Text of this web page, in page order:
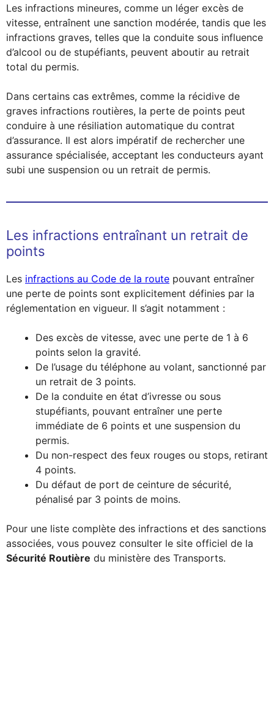
Les infractions mineures, comme un léger excès de
vitesse, entraînent une sanction modérée, tandis que les
infractions graves, telles que la conduite sous influence
d’alcool ou de stupéfiants, peuvent aboutir au retrait
total du permis.
Dans certains cas extrêmes, comme la récidive de
graves infractions routières, la perte de points peut
conduire à une résiliation automatique du contrat
d’assurance. Il est alors impératif de rechercher une
assurance spécialisée, acceptant les conducteurs ayant
subi une suspension ou un retrait de permis.
Les infractions entraînant un retrait de
points
Les infractions au Code de la route pouvant entraîner
une perte de points sont explicitement définies par la
réglementation en vigueur. Il s’agit notamment :
Des excès de vitesse, avec une perte de 1 à 6
points selon la gravité.
De l’usage du téléphone au volant, sanctionné par
un retrait de 3 points.
De la conduite en état d’ivresse ou sous
stupéfiants, pouvant entraîner une perte
immédiate de 6 points et une suspension du
permis.
Du non-respect des feux rouges ou stops, retirant
4 points.
Du défaut de port de ceinture de sécurité,
pénalisé par 3 points de moins.
Pour une liste complète des infractions et des sanctions
associées, vous pouvez consulter le site officiel de la
Sécurité Routière du ministère des Transports.